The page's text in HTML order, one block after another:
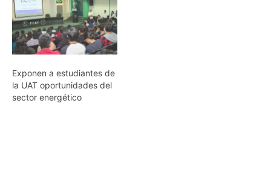
Exponen a estudiantes de
la UAT oportunidades del
sector energético